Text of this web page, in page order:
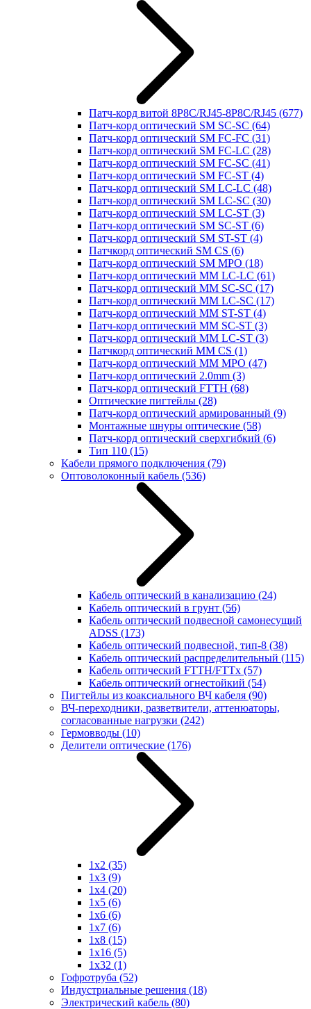
Патч-корд витой 8P8C/RJ45-8P8C/RJ45 (677)
Патч-корд оптический SM SC-SC (64)
Патч-корд оптический SM FC-FC (31)
Патч-корд оптический SM FC-LC (28)
Патч-корд оптический SM FC-SC (41)
Патч-корд оптический SM FC-ST (4)
Патч-корд оптический SM LC-LC (48)
Патч-корд оптический SM LC-SC (30)
Патч-корд оптический SM LC-ST (3)
Патч-корд оптический SM SC-ST (6)
Патч-корд оптический SM ST-ST (4)
Патчкорд оптический SM CS (6)
Патч-корд оптический SM MPO (18)
Патч-корд оптический MM LC-LC (61)
Патч-корд оптический MM SC-SC (17)
Патч-корд оптический MM LC-SC (17)
Патч-корд оптический MM ST-ST (4)
Патч-корд оптический MM SC-ST (3)
Патч-корд оптический MM LC-ST (3)
Патчкорд оптический MM CS (1)
Патч-корд оптический MM MPO (47)
Патч-корд оптический 2.0mm (3)
Патч-корд оптический FTTH (68)
Оптические пигтейлы (28)
Патч-корд оптический армированный (9)
Монтажные шнуры оптические (58)
Патч-корд оптический сверхгибкий (6)
Тип 110 (15)
Кабели прямого подключения (79)
Оптоволоконный кабель (536)
Кабель оптический в канализацию (24)
Кабель оптический в грунт (56)
Кабель оптический подвесной самонесущий
ADSS (173)
Кабель оптический подвесной, тип-8 (38)
Кабель оптический распределительный (115)
Кабель оптический FTTH/FTTx (57)
Кабель оптический огнестойкий (54)
Пигтейлы из коаксиального ВЧ кабеля (90)
ВЧ-переходники, разветвители, аттенюаторы,
согласованные нагрузки (242)
Гермовводы (10)
Делители оптические (176)
1x2 (35)
1x3 (9)
1x4 (20)
1x5 (6)
1x6 (6)
1x7 (6)
1x8 (15)
1x16 (5)
1x32 (1)
Гофротруба (52)
Индустриальные решения (18)
Электрический кабель (80)